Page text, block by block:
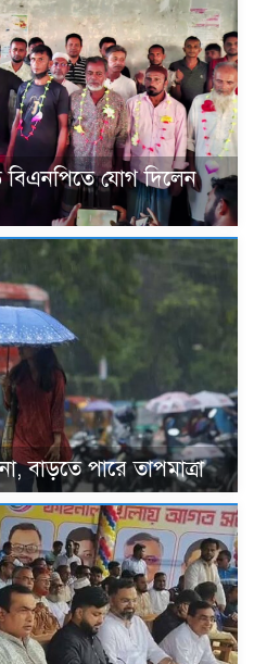
বিএনপিতে যোগ দিলেন
বাড়তে পারে তাপমাত্রা